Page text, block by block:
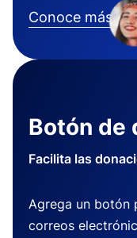
Conoce más
Botón de
Facilita las
Agrega un botón
correos